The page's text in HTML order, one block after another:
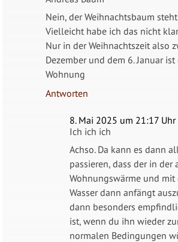
Nein, der Weihnachtsbaum
Vielleicht habe ich das nicht
Nur in der Weihnachtszeit also
Dezember und dem 6. Januar
Wohnung
Antworten
8. Mai 2025 um 21:17 Uhr
Ich ich ich
Achso. Da kann es dann
passieren, dass der in der
Wohnungswärme und
Wasser dann anfängt
dann besonders
ist, wenn du ihn wieder
normalen Bedingungen